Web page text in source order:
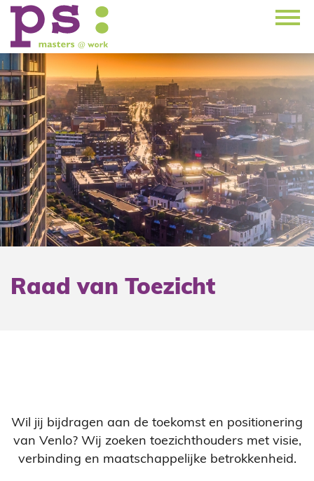
Raad van Toezicht
Wil jij bijdragen aan de toekomst en positionering
van Venlo? Wij zoeken toezichthouders met visie,
verbinding en maatschappelijke betrokkenheid.